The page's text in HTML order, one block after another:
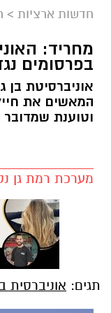
חדשות ארציות >
מחריד:
בפרסומים
אוניברסיטת
המאשים את
וטוענת
מערכת רמת גן נט / 15:10
תגים: אוניברסית